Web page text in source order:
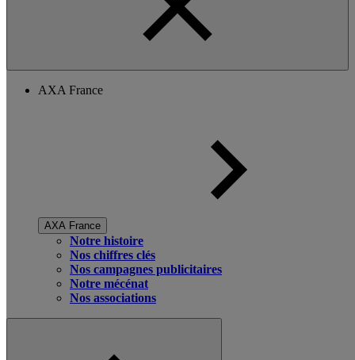
AXA France
AXA France
Notre histoire
Nos chiffres clés
Nos campagnes publicitaires
Notre mécénat
Nos associations